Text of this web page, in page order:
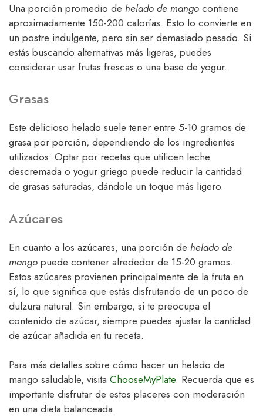
Una porción promedio de helado de mango contiene
aproximadamente 150-200 calorías. Esto lo convierte en
un postre indulgente, pero sin ser demasiado pesado. Si
estás buscando alternativas más ligeras, puedes
considerar usar frutas frescas o una base de yogur.
Grasas
Este delicioso helado suele tener entre 5-10 gramos de
grasa por porción, dependiendo de los ingredientes
utilizados. Optar por recetas que utilicen leche
descremada o yogur griego puede reducir la cantidad
de grasas saturadas, dándole un toque más ligero.
Azúcares
En cuanto a los azúcares, una porción de helado de
mango puede contener alrededor de 15-20 gramos.
Estos azúcares provienen principalmente de la fruta en
sí, lo que significa que estás disfrutando de un poco de
dulzura natural. Sin embargo, si te preocupa el
contenido de azúcar, siempre puedes ajustar la cantidad
de azúcar añadida en tu receta.
Para más detalles sobre cómo hacer un helado de
mango saludable, visita ChooseMyPlate. Recuerda que es
importante disfrutar de estos placeres con moderación
en una dieta balanceada.